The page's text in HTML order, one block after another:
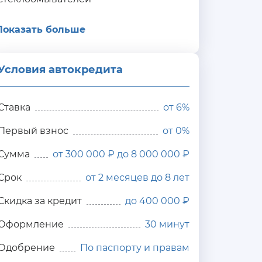
больше
автокредита
от 6%
взнос от 0%
от 300 000 ₽ до 8 000 000 ₽
от 2 месяцев до 8 лет
за кредит до 400 000 ₽
30 минут
По паспорту и правам